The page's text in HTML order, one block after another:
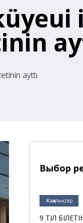
ayttı
Выбор
Жаңалықтар
9 ТІЛ